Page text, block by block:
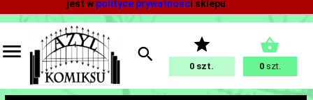
jest w polityce prywatności sklepu.
0 0 szt.